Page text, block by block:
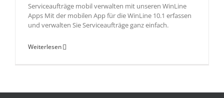
Serviceaufträge mobil verwalten mit unseren WinLine
Apps Mit der mobilen App für die WinLine 10.1 erfassen
und verwalten Sie Serviceaufträge ganz einfach.
Weiterlesen